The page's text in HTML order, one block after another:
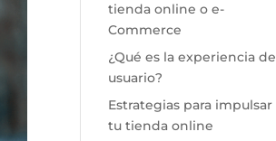
tienda online o e-
Commerce
¿Qué es la experiencia de
usuario?
Estrategias para impulsar
tu tienda online